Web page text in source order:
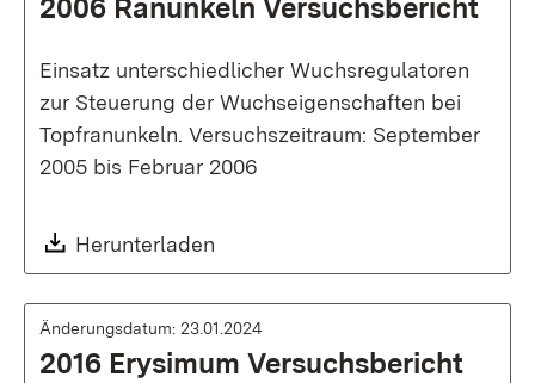
2006 Ranunkeln Versuchsbericht
Einsatz unterschiedlicher Wuchsregulatoren
zur Steuerung der Wuchseigenschaften bei
Topfranunkeln. Versuchszeitraum: September
2005 bis Februar 2006
Download:
Herunterladen
Änderungsdatum: 23.01.2024
2016 Erysimum Versuchsbericht